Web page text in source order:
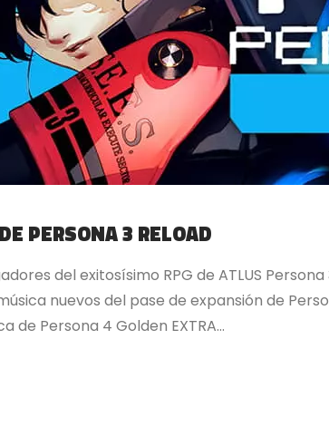
PERSONA 3 RELOAD
del exitosísimo RPG de ATLUS
nuevos del pase de expansión de
de Persona 4 Golden EXTRA...